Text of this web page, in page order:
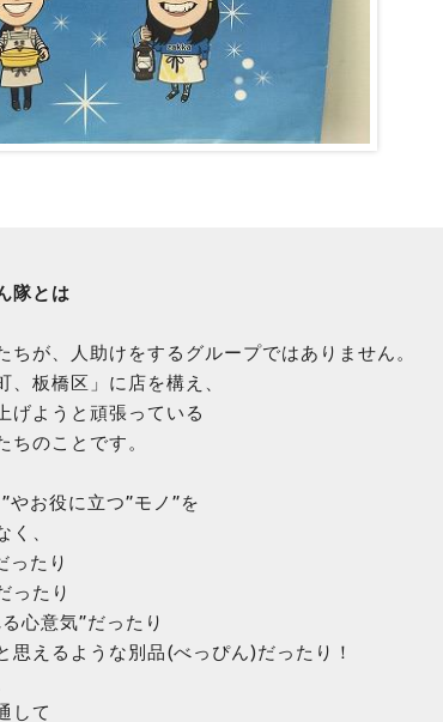
隊とは
ちが、人助けをするグループではありません。
、板橋区」に店を構え、
げようと頑張っている
ちのことです。
やお役に立つ”モノ”を
く、
ったり
ったり
心意気”だったり
思えるような別品(べっぴん)だったり！
して